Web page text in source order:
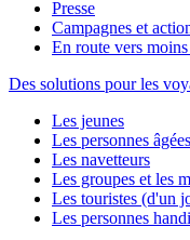
Presse
Campagnes et
En route vers
Des solutions pour les
Les jeunes
Les personnes
Les navetteurs
Les groupes et les
Les touristes (d'un
Les personnes